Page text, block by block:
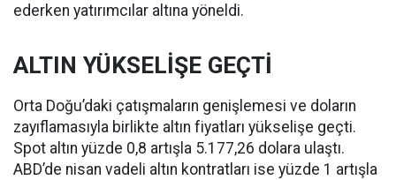
ederken yatırımcılar altına yöneldi.
ALTIN YÜKSELİŞE GEÇTİ
Orta Doğu’daki çatışmaların genişlemesi ve doların
zayıflamasıyla birlikte altın fiyatları yükselişe geçti.
Spot altın yüzde 0,8 artışla 5.177,26 dolara ulaştı.
ABD’de nisan vadeli altın kontratları ise yüzde 1 artışla